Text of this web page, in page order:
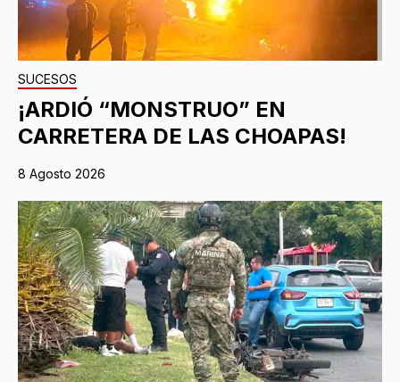
SUCESOS
¡ARDIÓ “MONSTRUO” EN
CARRETERA DE LAS CHOAPAS!
8 Agosto 2026